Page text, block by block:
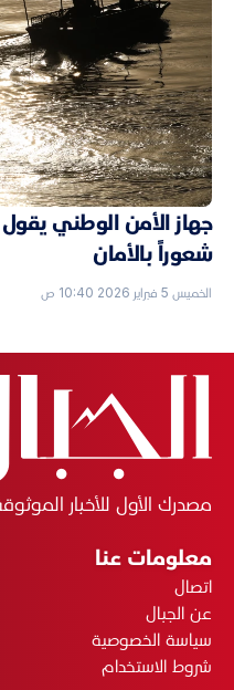
جهاز الأمن الوطني يقول
شعوراً بالأمان
الخميس 5 فبراير 2026 10:40 ص
مصدرك الأول للأخبار
معلومات عنا
اتصال
عن الجبال
سياسة الخصوصية
شروط الاستخدام